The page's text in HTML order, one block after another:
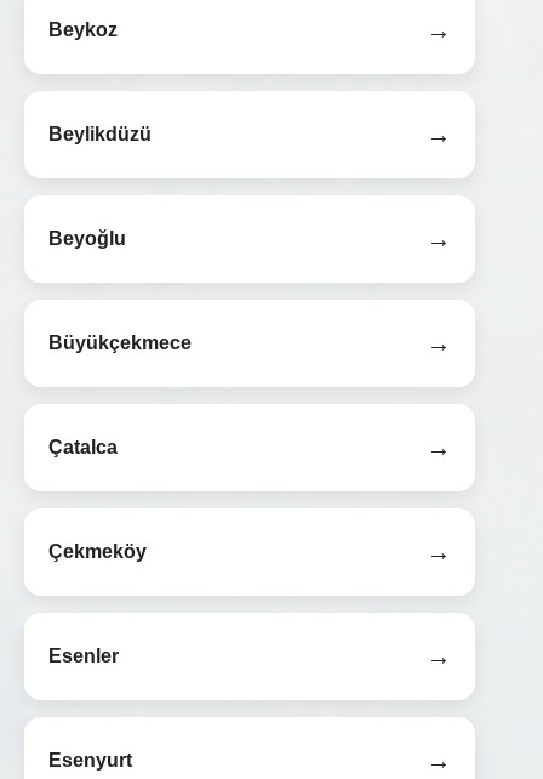
Beykoz →
Beylikdüzü →
Beyoğlu →
Büyükçekmece →
Çatalca →
Çekmeköy →
Esenler →
Esenyurt →